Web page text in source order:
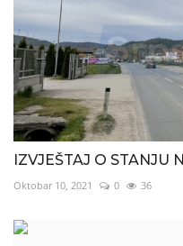
IZVJEŠTAJ O STANJU
Oktobar 10, 2021 0 36